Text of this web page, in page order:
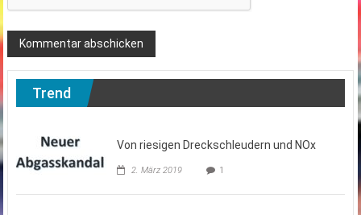
Trend
Von riesigen Dreckschleudern und NOx
2. März 2019 1